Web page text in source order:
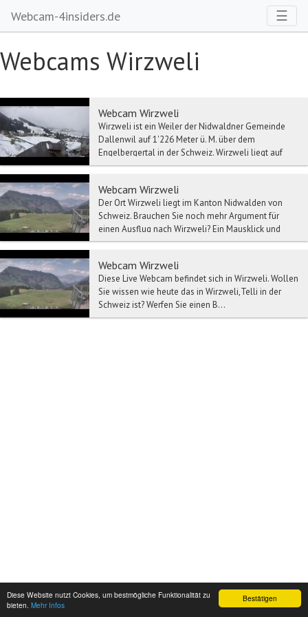
Bestätigen
Diese Website nutzt Cookies, um bestmögliche Funktionalität zu
bieten. Mehr Infos
Webcam-4insiders.de ☰
Webcams Wirzweli
Webcam Wirzweli
Wirzweli ist ein Weiler der Nidwaldner Gemeinde
Dallenwil auf 1'226 Meter ü. M. über dem
Engelbergertal in der Schweiz. Wirzweli liegt auf
einer Te...
Webcam Wirzweli
Der Ort Wirzweli liegt im Kanton Nidwalden von
Schweiz. Brauchen Sie noch mehr Argument für
einen Ausflug nach Wirzweli? Ein Mausklick und
schon si...
Webcam Wirzweli
Diese Live Webcam befindet sich in Wirzweli. Wollen
Sie wissen wie heute das in Wirzweli,Telli in der
Schweiz ist? Werfen Sie einen B...